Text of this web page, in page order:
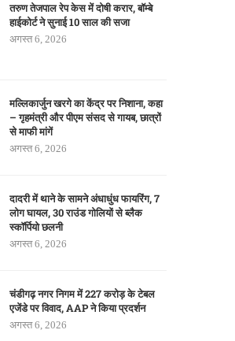
तरुण तेजपाल रेप केस में दोषी करार, बॉम्बे
हाईकोर्ट ने सुनाई 10 साल की सजा
अगस्त 6, 2026
मल्लिकार्जुन खरगे का केंद्र पर निशाना, कहा
– गृहमंत्री और पीएम संसद से गायब, छात्रों
से माफी मांगें
अगस्त 6, 2026
दादरी में थाने के सामने अंधाधुंध फायरिंग, 7
लोग घायल, 30 राउंड गोलियों से ब्लैक
स्कॉर्पियो छलनी
अगस्त 6, 2026
चंडीगढ़ नगर निगम में 227 करोड़ के टेबल
एजेंडे पर विवाद, AAP ने किया प्रदर्शन
अगस्त 6, 2026